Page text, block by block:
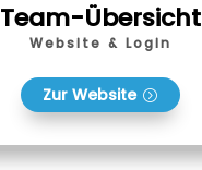
Team-Übersicht
Website & Login
Zur Website